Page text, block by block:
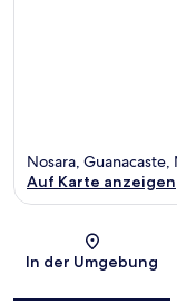
Nosara,
Auf Karte anzeigen
In der Umgebung